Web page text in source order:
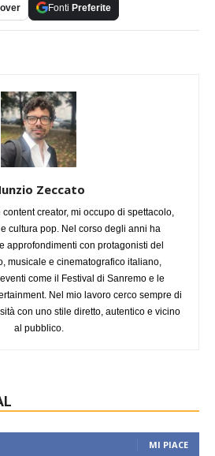
Fonti Preferite
Zeccato
creator, mi occupo di spettacolo,
cultura pop. Nel corso degli anni ha
approfondimenti con protagonisti del
musicale e cinematografico italiano,
come il Festival di Sanremo e le
Nel mio lavoro cerco sempre di
con uno stile diretto, autentico e vicino
al pubblico.
MI PIACE